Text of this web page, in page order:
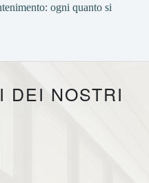
ogni quanto si
DEI NOSTRI